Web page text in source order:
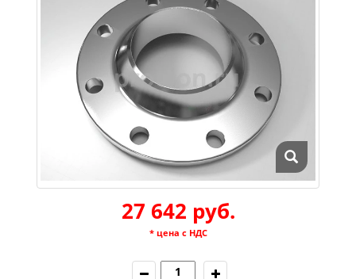
27 642 руб.
* цена с НДС